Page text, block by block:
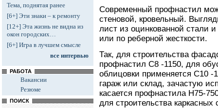
Тема, поднятая ранее
[6+] Эти знаки – к ремонту
[12+] Эта жизнь не видна из
окон городских…
[6+] Игра в лучшем смысле
все интервью
РАБОТА
Вакансии
Резюме
ПОИСК
Современный профнастил
стеновой, кровельный.
лист из оцинкованной стали
или по реберной жесткости.
Так, для строительства
профнастил С8 -1150, для
облицовки применяется С10 -
гараж или склад, зачастую
касается профнастила Н75-
для строительства каркасных